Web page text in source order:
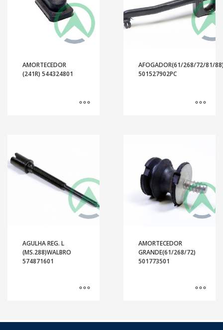
AMORTECEDOR
(241R) 544324801
AFOGADOR(61/268/72/81/
501527902PC
AGULHA REG. L
(MS.288)WALBRO
574871601
AMORTECEDOR
GRANDE(61/268/72)
501773501